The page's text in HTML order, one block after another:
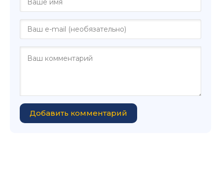
Добавить комментарий